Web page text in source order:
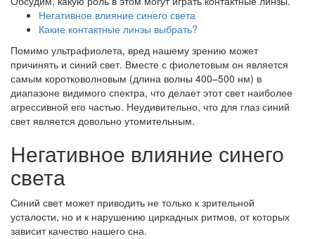
Негативное влияние синего света
Какие контактные линзы выбрать?
Помимо ультрафиолета, вред нашему зрению может
причинять и синий свет. Вместе с фиолетовым он является
самым коротковолновым (длина волны 400–500 нм) в
диапазоне видимого спектра, что делает этот свет наиболее
агрессивной его частью. Неудивительно, что для глаз синий
свет является довольно утомительным.
Негативное влияние синего
света
Синий свет может приводить не только к зрительной
усталости, но и к нарушению циркадных ритмов, от которых
зависит качество нашего сна.